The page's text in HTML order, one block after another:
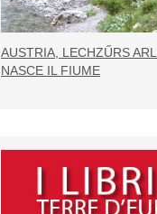
AUSTRIA, LECHZŰRS
NASCE IL FIUME